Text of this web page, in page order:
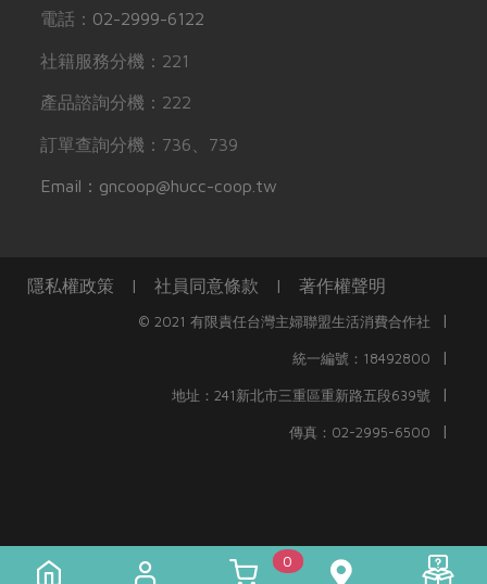
電話： 02-2999-6122
社籍服務分機：221
產品諮詢分機：222
訂單查詢分機：736、739
Email：gncoop@hucc-coop.tw
隱私權政策 | 社員同意條款 | 著作權聲明
© 2021 有限責任台灣主婦聯盟生活消費合作社 |
統一編號：18492800 |
地址：241新北市三重區重新路五段639號 |
傳真：02-2995-6500 |
0